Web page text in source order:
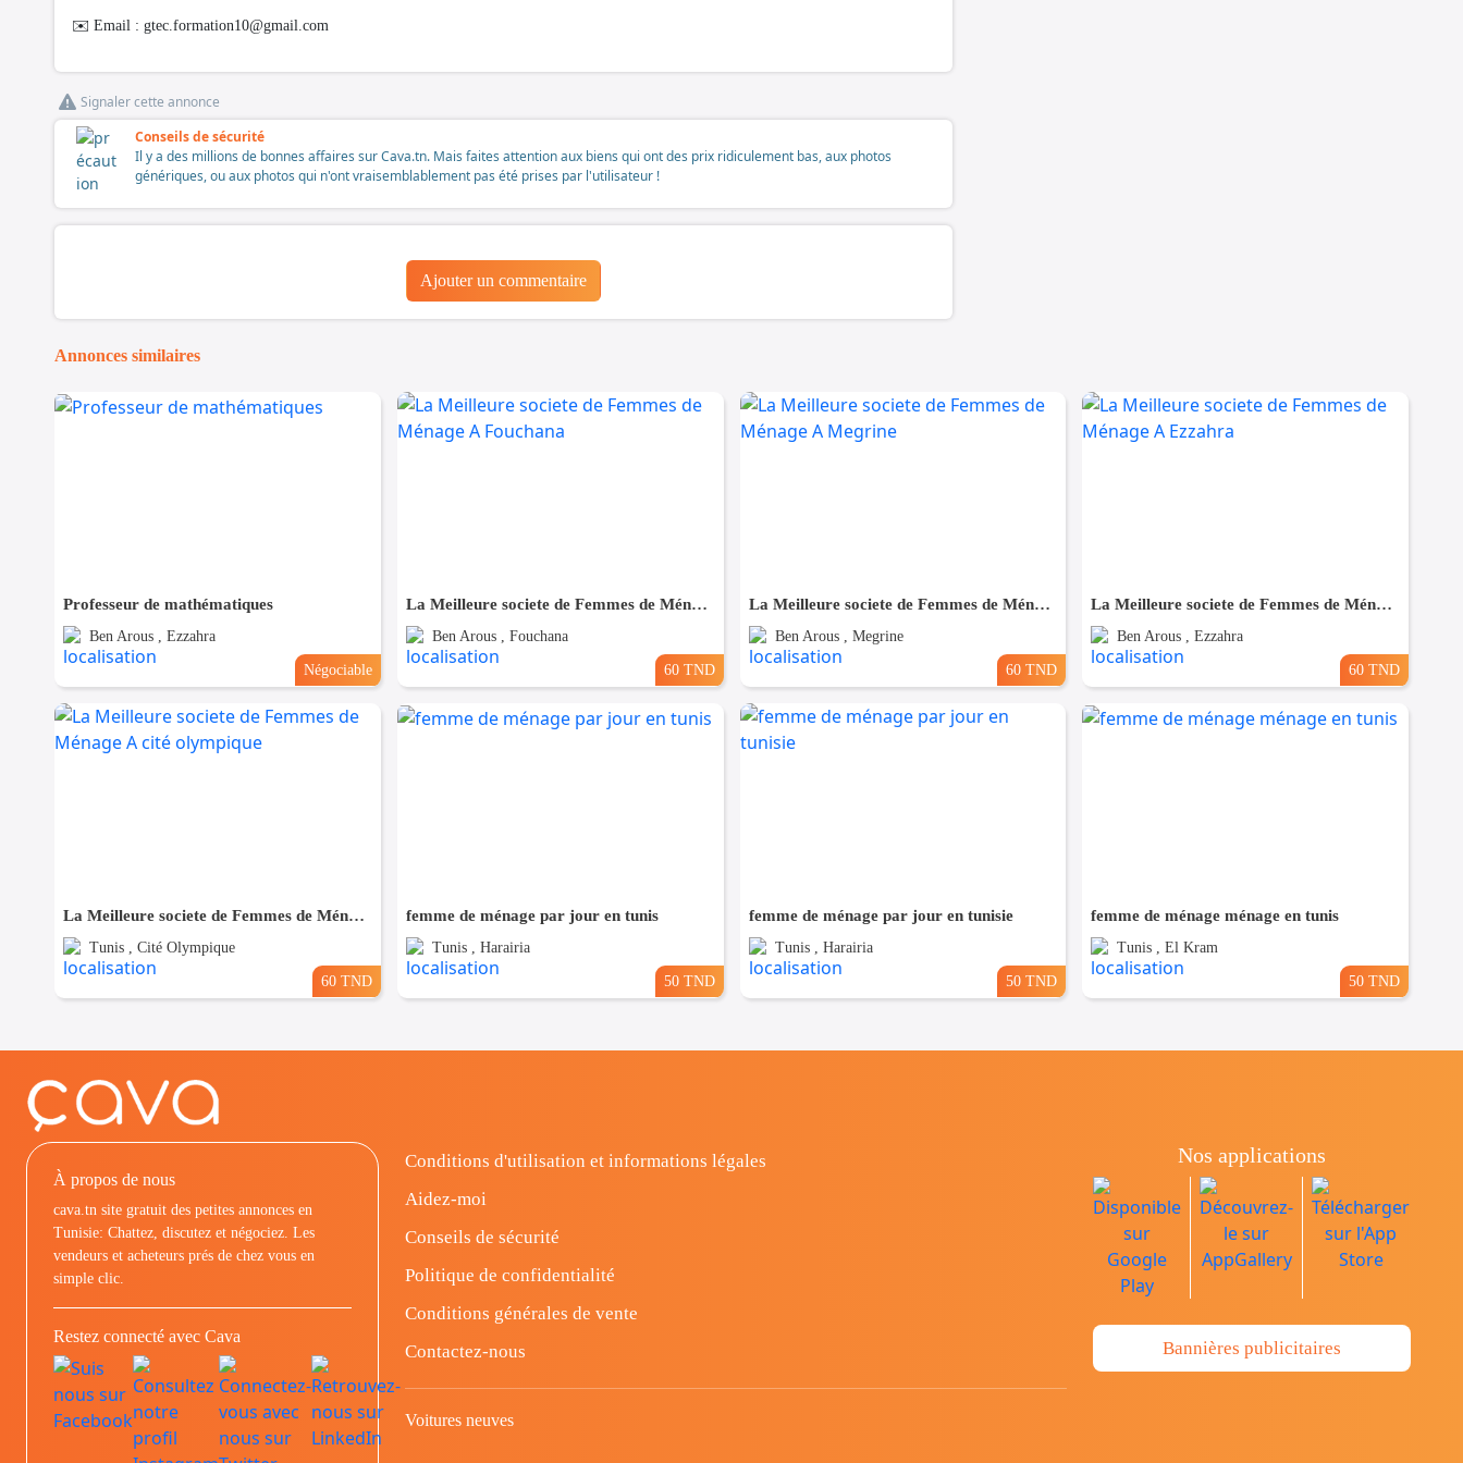
✉️ Email : gtec.formation10@gmail.com
Signaler cette annonce
Conseils de sécurité
Il y a des millions de bonnes affaires sur Cava.tn. Mais faites attention aux biens qui ont des prix ridiculement bas, aux photos
génériques, ou aux photos qui n'ont vraisemblablement pas été prises par l'utilisateur !
Ajouter un commentaire
Annonces similaires
Professeur de mathématiques
Ben Arous , Ezzahra
Négociable
La Meilleure societe de Femmes de Ménage A Fouchana
Ben Arous , Fouchana
60 TND
La Meilleure societe de Femmes de Ménage A Megrine
Ben Arous , Megrine
60 TND
La Meilleure societe de Femmes de Ménage A Ezzahra
Ben Arous , Ezzahra
60 TND
La Meilleure societe de Femmes de Ménage A cité olympique
Tunis , Cité Olympique
60 TND
femme de ménage par jour en tunis
Tunis , Harairia
50 TND
femme de ménage par jour en tunisie
Tunis , Harairia
50 TND
femme de ménage ménage en tunis
Tunis , El Kram
50 TND
À propos de nous
cava.tn site gratuit des petites annonces en
Tunisie: Chattez, discutez et négociez. Les
vendeurs et acheteurs prés de chez vous en
simple clic.
Restez connecté avec Cava
Conditions d'utilisation et informations légales
Aidez-moi
Conseils de sécurité
Politique de confidentialité
Conditions générales de vente
Contactez-nous
Voitures neuves
Nos applications
Bannières publicitaires